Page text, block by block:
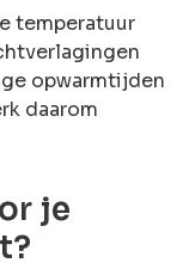
temperatuur
opwarmtijden
daarom
je